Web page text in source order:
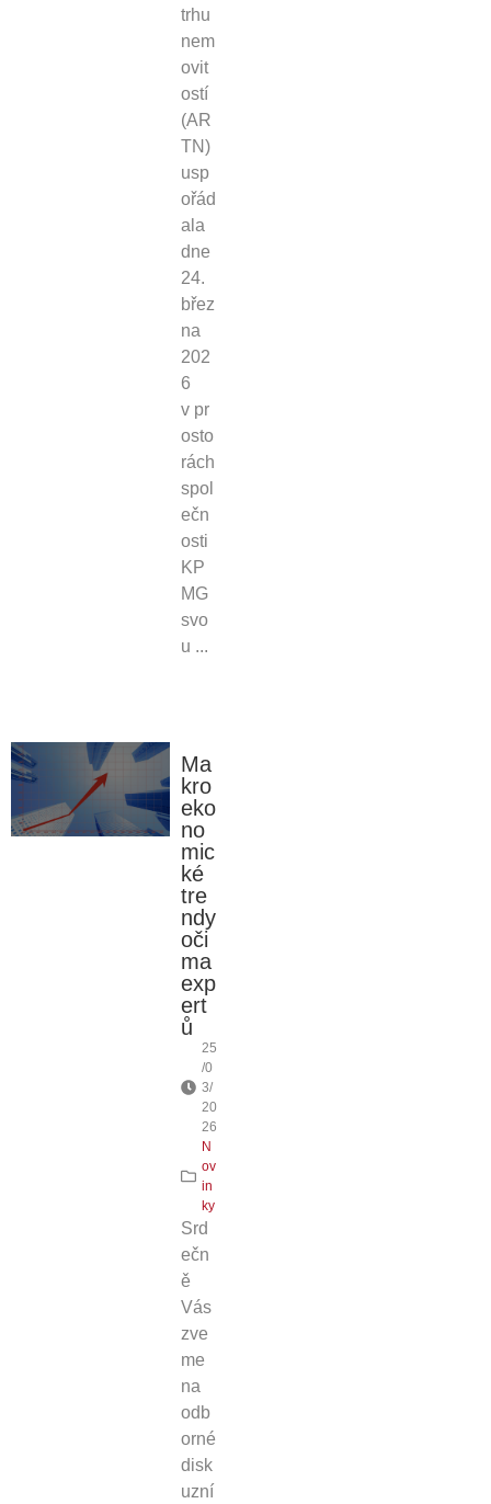
trhu
nem
ovit
ostí
(AR
TN)
usp
ořád
ala
dne
24.
břez
na
202
6
v pr
osto
rách
spol
ečn
osti
KP
MG
svo
u ...
Ma
kro
eko
no
mic
ké
tre
ndy
oči
ma
exp
ert
ů
25
/0
3/
20
26
N
ov
in
ky
Srd
ečn
ě
Vás
zve
me
na
odb
orné
disk
uzní